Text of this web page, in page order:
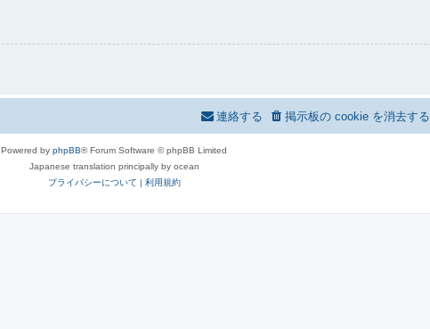
掲示板の cookie を消去する
連絡する
Powered by phpBB® Forum Software © phpBB Limited
Japanese translation principally by ocean
プライバシーについて | 利用規約